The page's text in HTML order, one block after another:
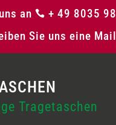
an  + 49 8035
Sie uns eine Mail
Tragetaschen